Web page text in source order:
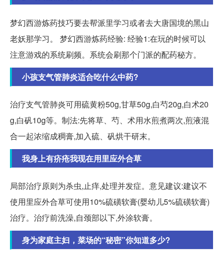
梦幻西游炼药技巧要去帮派里学习或者去大唐国境的黑山
老妖那学习。 梦幻西游炼药经验: 经验1:在玩的时候可以
注意游戏的系统刷频。系统会刷那个门派的配药秘方。
小孩支气管肺炎适合吃什么中药?
治疗支气管肺炎可用硫黄粉50g,甘草50g,白芍20g,白术20
g,白矾10g等。制法:先将草、芍、术用水煎煮两次,煎液混
合一起浓缩成稠膏,加入硫、矾烘干研末。
我身上有疥疮我现在用里应外合草
局部治疗原则为杀虫,止痒,处理并发症。意见建议:建议不
使用里应外合草可使用10%硫磺软膏(婴幼儿5%硫磺软膏)
治疗。治疗前洗澡,自颈部以下,外涂软膏。
身为家庭主妇，菜场的“秘密”你知道多少?